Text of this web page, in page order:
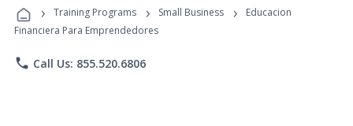
Programs
› Training Programs › Small Business ›
Educacion
Financiera Para Emprendedores
phone Call Us: 855.520.6806